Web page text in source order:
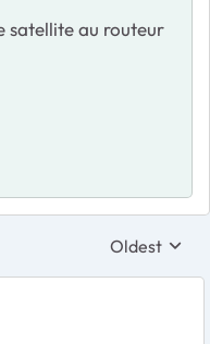
satellite au routeur
Replies
Oldest